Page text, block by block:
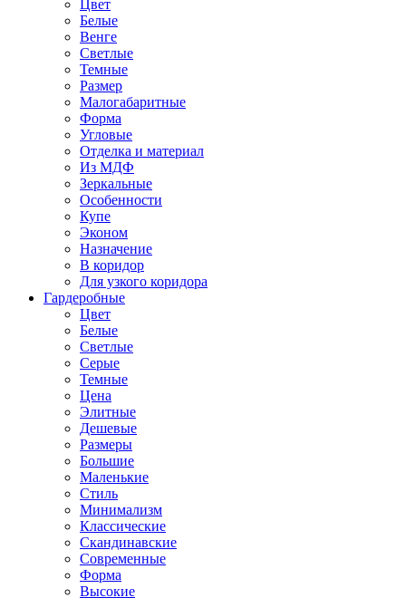
Цвет
Белые
Венге
Светлые
Темные
Размер
Малогабаритные
Форма
Угловые
Отделка и материал
Из МДФ
Зеркальные
Особенности
Купе
Эконом
Назначение
В коридор
Для узкого коридора
Гардеробные
Цвет
Белые
Светлые
Серые
Темные
Цена
Элитные
Дешевые
Размеры
Большие
Маленькие
Стиль
Минимализм
Классические
Скандинавские
Современные
Форма
Высокие